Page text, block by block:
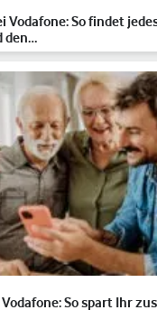
Vodafone: So findet
den…
So spart Ihr